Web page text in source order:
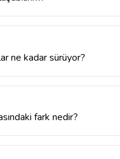
ne kadar sürüyor?
fark nedir?